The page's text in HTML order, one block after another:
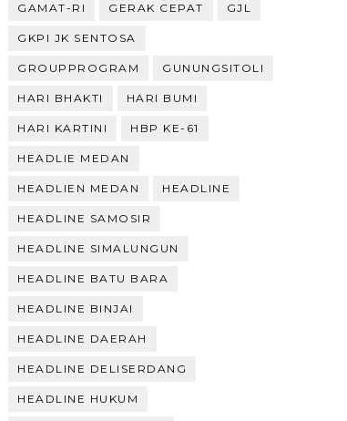
GAMAT-RI GERAK CEPAT GJL
GKPI JK SENTOSA
GROUPPROGRAM GUNUNGSITOLI
HARI BHAKTI HARI BUMI
HARI KARTINI HBP KE-61
HEADLIE MEDAN
HEADLIEN MEDAN HEADLINE
HEADLINE SAMOSIR
HEADLINE SIMALUNGUN
HEADLINE BATU BARA
HEADLINE BINJAI
HEADLINE DAERAH
HEADLINE DELISERDANG
HEADLINE HUKUM